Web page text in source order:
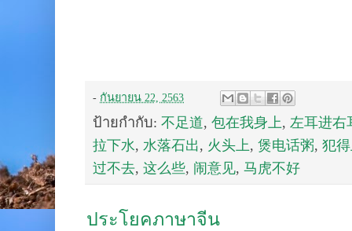
- กันยายน 22, 2563
ป้ายกำกับ: 不足道, 包在我身上, 左耳进右
拉下水, 水落石出, 火头上, 煲电话粥, 犯
过不去, 这么些, 闹意见, 马虎不好
ประโยคภาษาจีน